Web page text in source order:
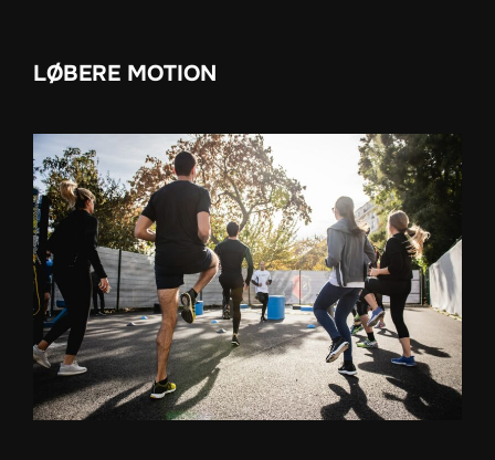
LØBERE MOTION